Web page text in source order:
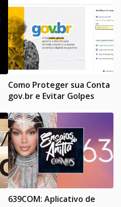
Como Proteger sua Conta
gov.br e Evitar Golpes
639COM: Aplicativo de